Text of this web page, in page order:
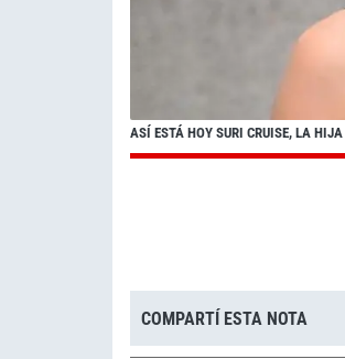
ASÍ ESTÁ HOY SURI CRUISE, LA
COMPARTÍ ESTA NOTA